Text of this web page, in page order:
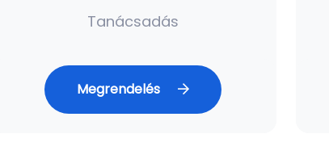
Tanácsadás
Megrendelés